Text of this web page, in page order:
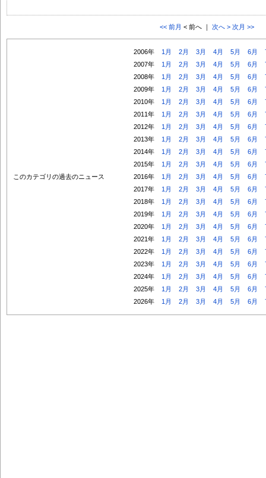
<< 前月 < 前へ ｜ 次へ > 次月 >>
このカテゴリの過去のニュース
2006年 1月 2月 3月 4月 5月 6月
2007年
1月 2月 3月 4月 5月 6月
2008年
1月 2月 3月 4月 5月 6月
2009年
1月 2月 3月 4月 5月 6月
2010年
1月 2月 3月 4月 5月 6月
2011年
1月 2月 3月 4月 5月 6月
2012年
1月 2月 3月 4月 5月 6月
2013年
1月 2月 3月 4月 5月 6月
2014年
1月 2月 3月 4月 5月 6月
2015年
1月 2月 3月 4月 5月 6月
2016年
1月 2月 3月 4月 5月 6月
2017年
1月 2月 3月 4月 5月 6月
2018年
1月 2月 3月 4月 5月 6月
2019年
1月 2月 3月 4月 5月 6月
2020年
1月 2月 3月 4月 5月 6月
2021年
1月 2月 3月 4月 5月 6月
2022年
1月 2月 3月 4月 5月 6月
2023年
1月 2月 3月 4月 5月 6月
2024年
1月 2月 3月 4月 5月 6月
2025年
1月 2月 3月 4月 5月 6月
2026年
1月 2月 3月 4月 5月 6月